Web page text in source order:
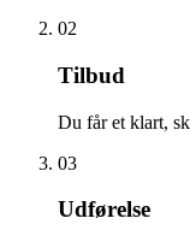
02
Tilbud
Du får et klart,
03
Udførelse